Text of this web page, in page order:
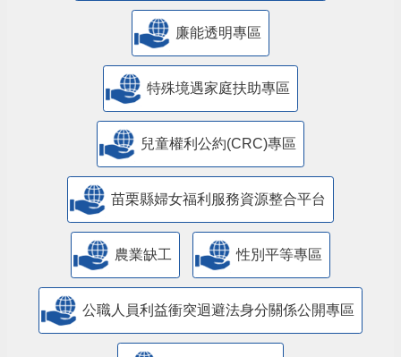
廉能透明專區
特殊境遇家庭扶助專區
兒童權利公約(CRC)專區
苗栗縣婦女福利服務資源整合平台
農業缺工 性別平等專區
公職人員利益衝突迴避法身分關係公開專區